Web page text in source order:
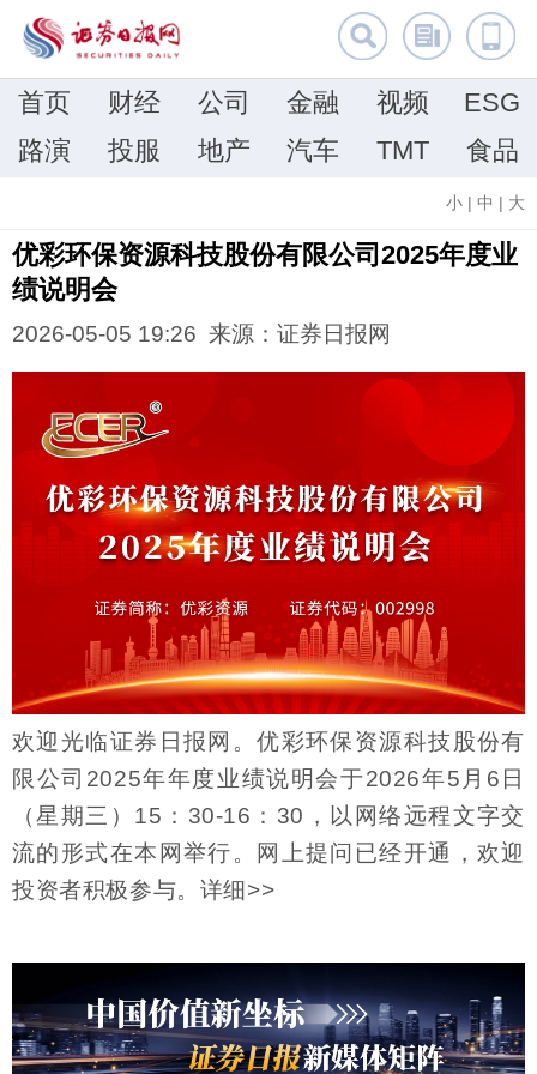
首页 财经 公司 金融 视频
ESG
路演
投服 地产 汽车 TMT 食品
小 | 中 | 大
优彩环保资源科技股份有限公司2025年度业
绩说明会
2026-05-05 19:26 来源：证券日报网
欢迎光临证券日报网。优彩环保资源科技股份有
限公司2025年年度业绩说明会于2026年5月6日
（星期三）15：30-16：30，以网络远程文字交
流的形式在本网举行。网上提问已经开通，欢迎
投资者积极参与。 详细>>